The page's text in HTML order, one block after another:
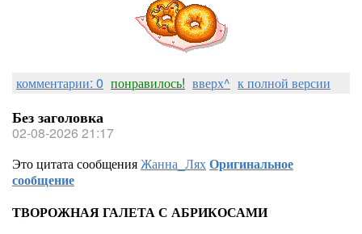
комментарии: 0 понравилось! вверх^ к полной версии
Без заголовка
02-08-2026 21:17
Это цитата сообщенияЖанна_ЛяхОригинальное
сообщение
ТВОРОЖНАЯ ГАЛЕТА С АБРИКОСАМИ